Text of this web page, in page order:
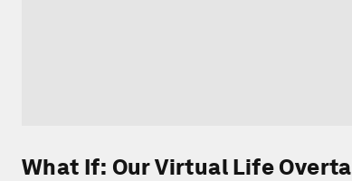
What If: Our Virtual Life